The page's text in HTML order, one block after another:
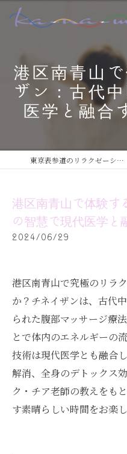
港区南青山
ザン：古代
医学と融合
東京表参道のリラクゼーションならチネイザン / ボディ & マインドケアサロン ka-na-me
港区南青山で体験す
の智慧で現代医学と
2024/06/29
港区南青山で究極のリラ
か？チネイザンは、古代
られた腹部マッサージ療
とで体内のエネルギーの
技術は現代医学とも融合
解消、全身のデトックス
ク・チア老師の教えをも
す素晴らしい時間をお楽し